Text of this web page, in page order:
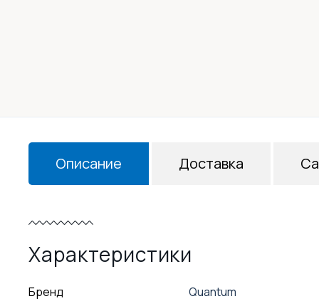
Описание
Характеристики
Бренд Quantum
Доставка